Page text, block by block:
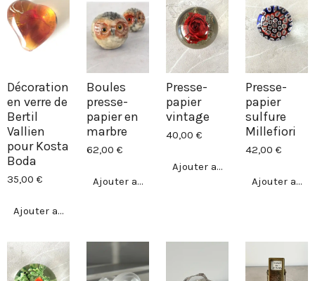
Décoration
en verre de
Bertil
Vallien
pour Kosta
Boda
35,00 €
Ajouter au panier
Boules
presse-
papier en
marbre
62,00 €
Ajouter au panier
Presse-
papier
vintage
40,00 €
Ajouter au panier
Presse-
papier
sulfure
Millefiori
42,00 €
Ajouter au